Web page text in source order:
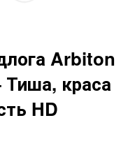
Arbiton
краса
HD